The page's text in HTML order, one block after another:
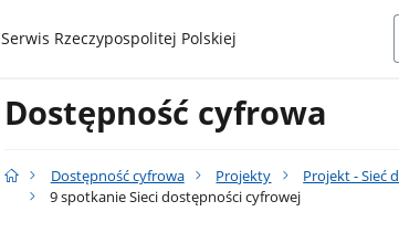
gov.pl
Serwis Rzeczypospolitej Polskiej
Dostępność cyfrowa
Dostępność cyfrowa Projekty
Projekt - Sieć
9 spotkanie Sieci dostępności cyfrowej